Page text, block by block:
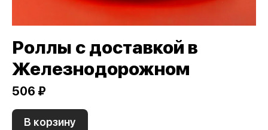
Роллы с доставкой в
Железнодорожном
506 ₽
В корзину